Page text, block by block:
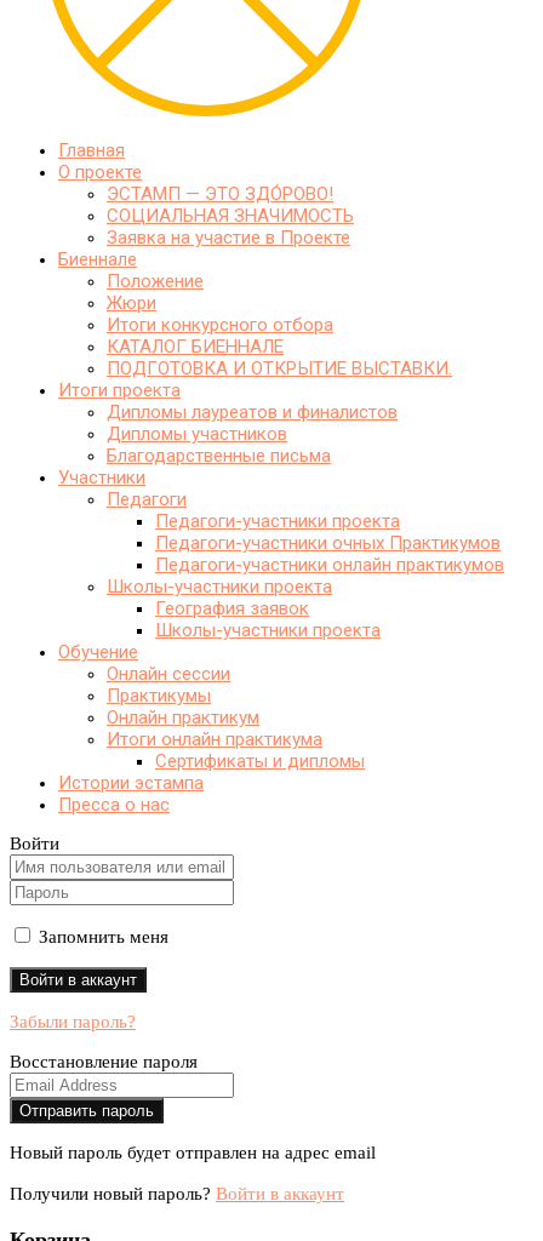
Главная
О проекте
ЭСТАМП — ЭТО ЗДО́РОВО!
СОЦИАЛЬНАЯ ЗНАЧИМОСТЬ
Заявка на участие в Проекте
Биеннале
Положение
Жюри
Итоги конкурсного отбора
КАТАЛОГ БИЕННАЛЕ
ПОДГОТОВКА И ОТКРЫТИЕ ВЫСТАВКИ.
Итоги проекта
Дипломы лауреатов и финалистов
Дипломы участников
Благодарственные письма
Участники
Педагоги
Педагоги-участники проекта
Педагоги-участники очных Практикумов
Педагоги-участники онлайн практикумов
Школы-участники проекта
География заявок
Школы-участники проекта
Обучение
Онлайн сессии
Практикумы
Онлайн практикум
Итоги онлайн практикума
Сертификаты и дипломы
Истории эстампа
Пресса о нас
Войти
Запомнить меня
Забыли пароль?
Восстановление пароля
Новый пароль будет отправлен на адрес email
Получили новый пароль? Войти в аккаунт